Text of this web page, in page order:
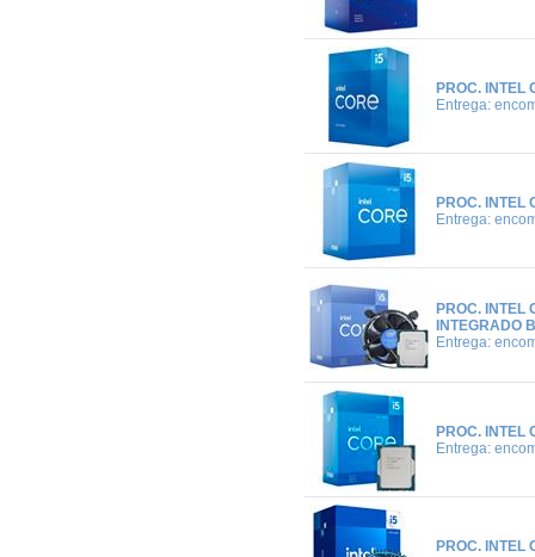
PROC. INTEL
Entrega:
PROC. INTEL
Entrega:
PROC. INTEL
INTEGRADO
Entrega:
PROC. INTEL
Entrega:
PROC. INTEL